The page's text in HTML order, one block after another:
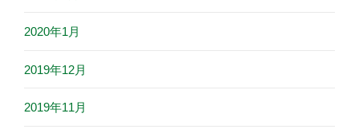
2020年1月
2019年12月
2019年11月